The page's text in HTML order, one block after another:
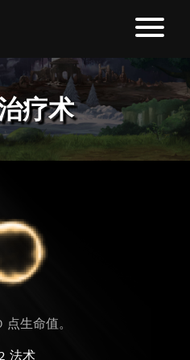
疗术
生命值。
法术